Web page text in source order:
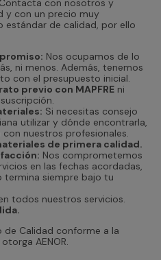
con nosotros y
y con un precio muy
estándar de calidad, por ello
Nos ocupamos de lo
ni menos. Además, tenemos
con el presupuesto inicial.
previo con MAPFRE ni
Si necesitas consejo
utilizar y dónde encontrarla,
nuestros profesionales.
de primera calidad.
Nos comprometemos
en las fechas acordadas,
termina siempre bajo tu
todos nuestros servicios.
de Calidad conforme a la
AENOR.